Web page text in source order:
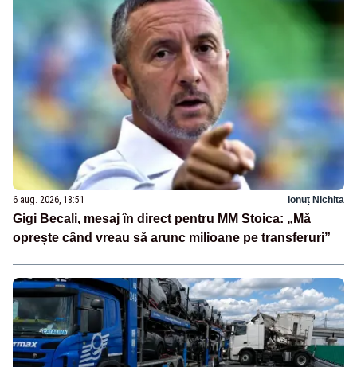
6 aug. 2026, 18:51 Ionuț Nichita
Gigi Becali, mesaj în direct pentru MM Stoica: „Mă
oprește când vreau să arunc milioane pe transferuri”